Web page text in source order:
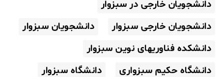
دانشجویان خارجی در سبزوار
دانشجویان خارجی سبزوار
دانشجویان سبزوار
دانشکده فناوریهای نوین سبزوار
دانشگاه حکیم سبزواری
دانشگاه سبزوار